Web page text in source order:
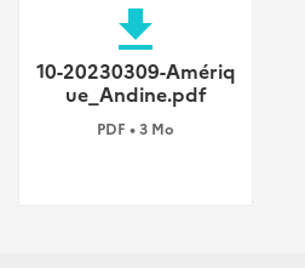
file_download
10-20230309-Amériq
ue_Andine.pdf
PDF • 3 Mo